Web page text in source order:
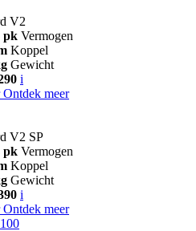
V2
pk Vermogen
Koppel
Gewicht
i
Ontdek meer
V2 SP
pk Vermogen
Koppel
Gewicht
i
Ontdek meer